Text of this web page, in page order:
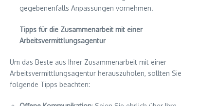
gegebenenfalls Anpassungen vornehmen.
Tipps für die Zusammenarbeit mit einer
Arbeitsvermittlungsagentur
Um das Beste aus Ihrer Zusammenarbeit mit einer
Arbeitsvermittlungsagentur herauszuholen, sollten Sie
folgende Tipps beachten: